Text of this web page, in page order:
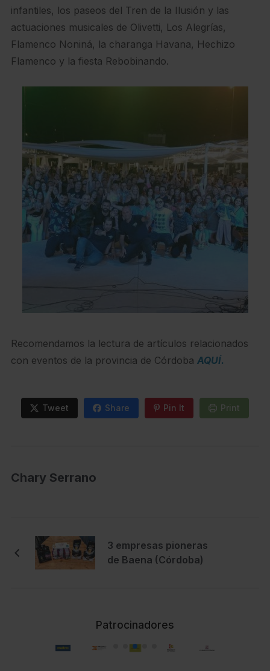
infantiles, los paseos del Tren de la Ilusión y las
actuaciones musicales de Olivetti, Los Alegrías,
Flamenco Noniná, la charanga Havana, Hechizo
Flamenco y la fiesta Rebobinando.
Recomendamos la lectura de artículos relacionados
con eventos de la provincia de Córdoba AQUÍ.
Tweet Share Pin It Print
Chary Serrano
3 empresas pioneras
de Baena (Córdoba)
Patrocinadores